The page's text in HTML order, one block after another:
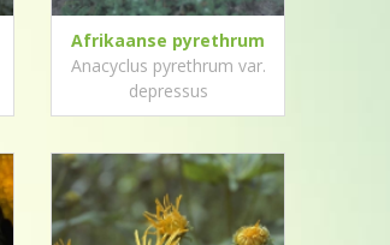
Afrikaanse pyrethrum
Anacyclus pyrethrum var.
depressus